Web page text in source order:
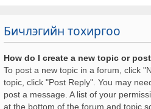
Бичлэгийн тохиргоо
How do I create a new topic or
To post a new topic in a forum, click
topic, click "Post Reply". You may
post a message. A list of your
at the bottom of the forum and topic